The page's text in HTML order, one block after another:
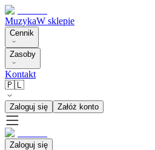
MuzykaW sklepie
Cennik
Zasoby
Kontakt
🇵🇱
Zaloguj się Załóż konto
Zaloguj się